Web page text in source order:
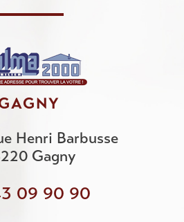
Henri Barbusse
Gagny
09 90 90